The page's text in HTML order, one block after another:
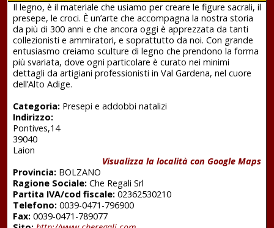
Il legno, è il materiale che usiamo per creare le figure sacrali, il
presepe, le croci. È un’arte che accompagna la nostra storia
da più di 300 anni e che ancora oggi è apprezzata da tanti
collezionisti e ammiratori, e soprattutto da noi. Con grande
entusiasmo creiamo sculture di legno che prendono la forma
più svariata, dove ogni particolare è curato nei minimi
dettagli da artigiani professionisti in Val Gardena, nel cuore
dell’Alto Adige.
Categoria:Presepi e addobbi natalizi
Indirizzo:
Pontives,14
39040
Laion
Visualizza la località con Google Maps
Provincia:BOLZANO
Ragione Sociale:Che Regali Srl
Partita IVA/cod fiscale:02362530210
Telefono:0039-0471-796900
Fax:0039-0471-789077